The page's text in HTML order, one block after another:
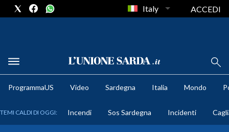
METEO
Italy ACCEDI
ProgrammaUS Video Sardegna Italia Mondo
TEMI CALDI DI OGGI: Incendi Sos Sardegna Incidenti